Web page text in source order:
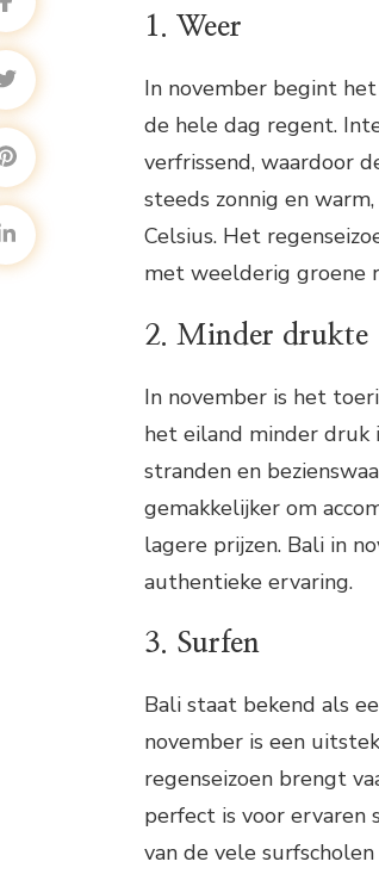
1. Weer
In november begint
de hele dag regent.
verfrissend, waardoor
steeds zonnig en
Celsius. Het
met weelderig groene
2. Minder drukte
In november is het
het eiland minder druk
stranden en
gemakkelijker om
lagere prijzen. Bali in
authentieke ervaring.
3. Surfen
Bali staat bekend als
november is een
regenseizoen brengt
perfect is voor ervaren
van de vele